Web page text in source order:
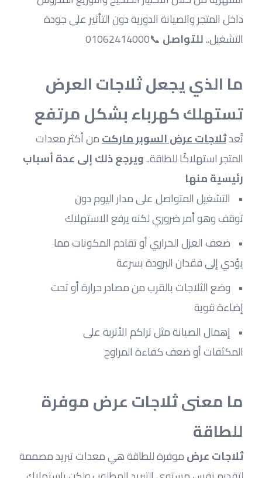
التشغيل.. للتواصل 📞01062414000
تستهلك كهرباء بشكل مرتفع
تُعد ثلاجات عرض السوبر ماركت
المتجر استهلاكًا للطاقة..
رئيسية منها
التشغيل المتواصل على مدار اليوم دون
توقف وهو أمر ضروري لكنه يرفع الاستهلاك
يؤدي إلى فقدان البرودة بسرعة
وضع الثلاجات بالقرب من مصادر حرارة أو تحت
إضاءة قوية
إهمال الصيانة مثل تراكم الأتربة على
المكثفات أو ضعف كفاءة المراوح
للطاقة
ثلاجات عرض